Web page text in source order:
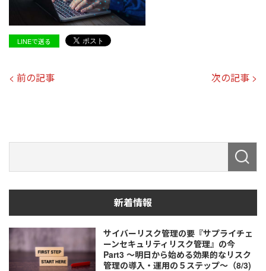
LINEで送る
< 前の記事 次の記事 >
新着情報
サイバーリスク管理の要『サプライチェ
ーンセキュリティリスク管理』の今
Part3 ～明日から始める効果的なリスク
管理の導入・運用の５ステップ～（8/3)